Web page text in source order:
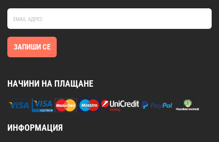
ЗАПИШИ СЕ
НАЧИНИ НА ПЛАЩАНЕ
ИНФОРМАЦИЯ